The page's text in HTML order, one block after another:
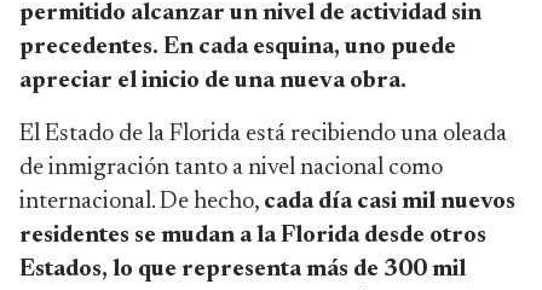
permitido alcanzar un nivel de actividad sin
precedentes. En cada esquina, uno puede
apreciar el inicio de una nueva obra.
El Estado de la Florida está recibiendo una oleada
de inmigración tanto a nivel nacional como
internacional. De hecho, cada día casi mil nuevos
residentes se mudan a la Florida desde otros
Estados, lo que representa más de 300 mil